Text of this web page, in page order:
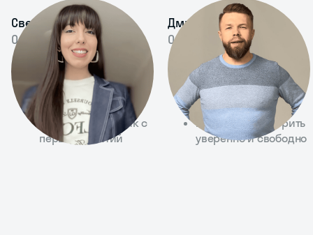
Светлана Лалаян
Опыт 8 лет
Проводит занятия в
разных форматах
на высоком уровне
Помогает начать
использовать язык с
первых занятий
Дмитрий Саас
Опыт 8 лет
Делает упор на
живое общение,
а не только на
правила
Помогает заговорить
уверенно и свободно